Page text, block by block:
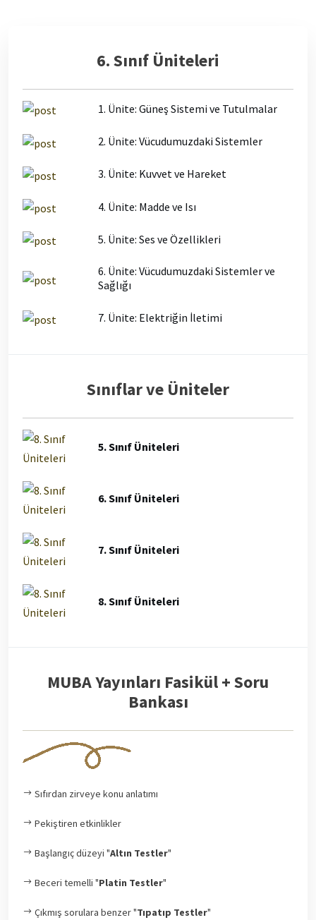
6. Sınıf Üniteleri
1. Ünite: Güneş Sistemi ve Tutulmalar
2. Ünite: Vücudumuzdaki Sistemler
3. Ünite: Kuvvet ve Hareket
4. Ünite: Madde ve Isı
5. Ünite: Ses ve Özellikleri
6. Ünite: Vücudumuzdaki Sistemler ve
Sağlığı
7. Ünite: Elektriğin İletimi
Sınıflar ve Üniteler
5. Sınıf Üniteleri
6. Sınıf Üniteleri
7. Sınıf Üniteleri
8. Sınıf Üniteleri
MUBA Yayınları Fasikül + Soru
Bankası
Sıfırdan zirveye konu anlatımı
Pekiştiren etkinlikler
Başlangıç düzeyi "Altın Testler"
Beceri temelli "Platin Testler"
Çıkmış sorulara benzer "Tıpatıp Testler"